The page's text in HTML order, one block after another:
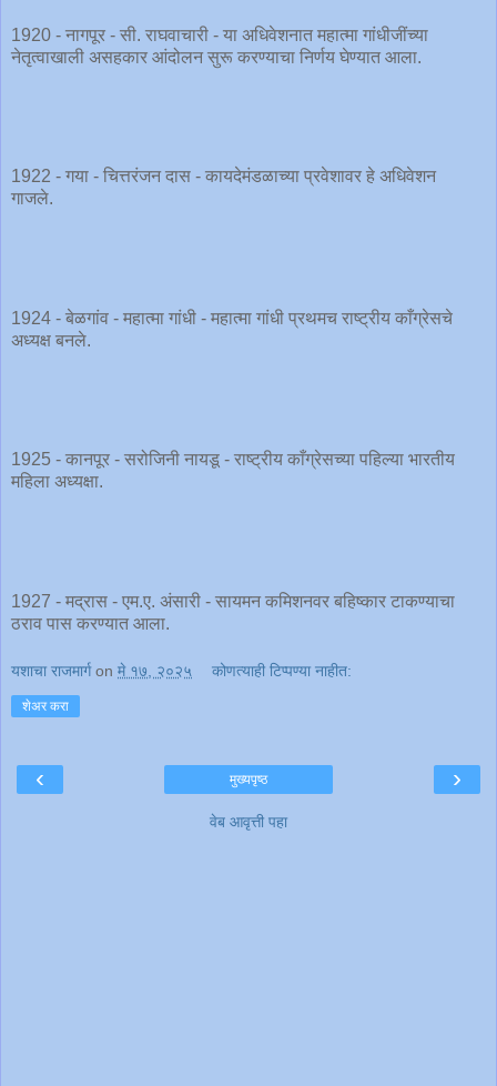
1920 - नागपूर - सी. राघवाचारी - या अधिवेशनात महात्मा गांधीजींच्या
नेतृत्वाखाली असहकार आंदोलन सुरू करण्याचा निर्णय घेण्यात आला.
1922 - गया - चित्तरंजन दास - कायदेमंडळाच्या प्रवेशावर हे अधिवेशन
गाजले.
1924 - बेळगांव - महात्मा गांधी - महात्मा गांधी प्रथमच राष्ट्रीय काँग्रेसचे
अध्यक्ष बनले.
1925 - कानपूर - सरोजिनी नायडू - राष्ट्रीय काँग्रेसच्या पहिल्या भारतीय
महिला अध्यक्षा.
1927 - मद्रास - एम.ए. अंसारी - सायमन कमिशनवर बहिष्कार टाकण्याचा
ठराव पास करण्यात आला.
यशाचा राजमार्ग on मे १७, २०२५ कोणत्याही टिप्पण्‍या नाहीत:
शेअर करा
‹ ›
मुख्यपृष्ठ
वेब आवृत्ती पहा